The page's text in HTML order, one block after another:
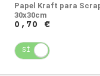
Papel Kraft para
30x30cm
0,70 €
SÍ